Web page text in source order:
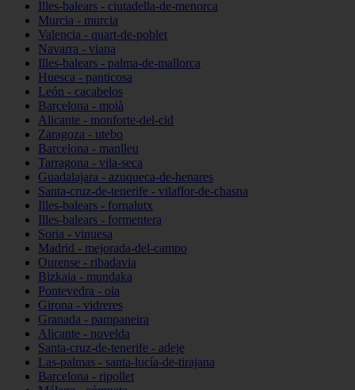
Illes-balears - ciutadella-de-menorca
Murcia - murcia
Valencia - quart-de-poblet
Navarra - viana
Illes-balears - palma-de-mallorca
Huesca - panticosa
León - cacabelos
Barcelona - moià
Alicante - monforte-del-cid
Zaragoza - utebo
Barcelona - manlleu
Tarragona - vila-seca
Guadalajara - azuqueca-de-henares
Santa-cruz-de-tenerife - vilaflor-de-chasna
Illes-balears - fornalutx
Illes-balears - formentera
Soria - vinuesa
Madrid - mejorada-del-campo
Ourense - ribadavia
Bizkaia - mundaka
Pontevedra - oia
Girona - vidreres
Granada - pampaneira
Alicante - novelda
Santa-cruz-de-tenerife - adeje
Las-palmas - santa-lucía-de-tirajana
Barcelona - ripollet